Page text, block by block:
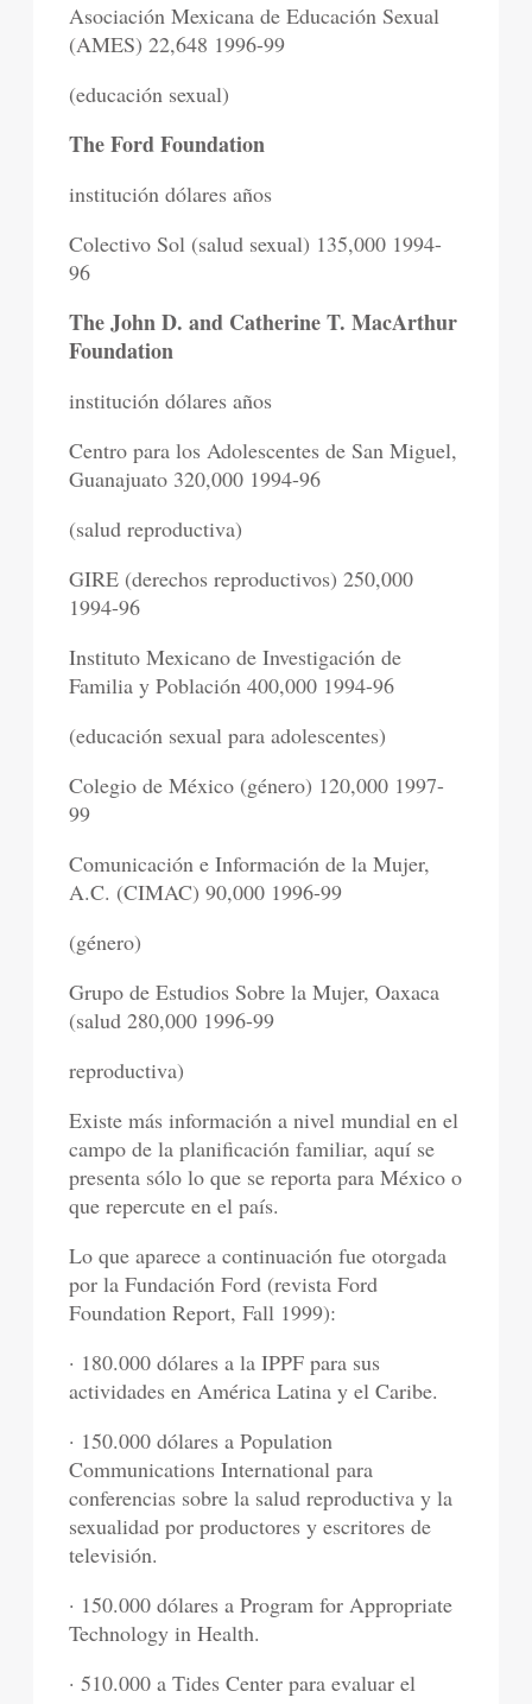
Asociación Mexicana de Educación Sexual
(AMES) 22,648 1996-99
(educación sexual)
The Ford Foundation
institución dólares años
Colectivo Sol (salud sexual) 135,000 1994-
96
The John D. and Catherine T. MacArthur
Foundation
institución dólares años
Centro para los Adolescentes de San Miguel,
Guanajuato 320,000 1994-96
(salud reproductiva)
GIRE (derechos reproductivos) 250,000
1994-96
Instituto Mexicano de Investigación de
Familia y Población 400,000 1994-96
(educación sexual para adolescentes)
Colegio de México (género) 120,000 1997-
99
Comunicación e Información de la Mujer,
A.C. (CIMAC) 90,000 1996-99
(género)
Grupo de Estudios Sobre la Mujer, Oaxaca
(salud 280,000 1996-99
reproductiva)
Existe más información a nivel mundial en el
campo de la planificación familiar, aquí se
presenta sólo lo que se reporta para México o
que repercute en el país.
Lo que aparece a continuación fue otorgada
por la Fundación Ford (revista Ford
Foundation Report, Fall 1999):
· 180.000 dólares a la IPPF para sus
actividades en América Latina y el Caribe.
· 150.000 dólares a Population
Communications International para
conferencias sobre la salud reproductiva y la
sexualidad por productores y escritores de
televisión.
· 150.000 dólares a Program for Appropriate
Technology in Health.
· 510.000 a Tides Center para evaluar el